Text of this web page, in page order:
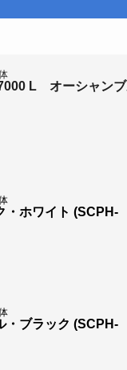
L オーシャン
・ホワイト (SCPH-
・ブラック (SCPH-